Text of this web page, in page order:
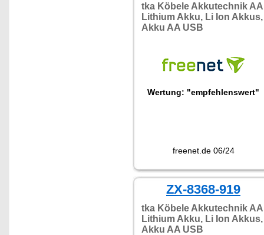
tka Köbele Akkutechnik AA
Lithium Akku, Li Ion Akkus,
Akku AA USB
Wertung: "empfehlenswert"
freenet.de 06/24
ZX-8368-919
tka Köbele Akkutechnik AA
Lithium Akku, Li Ion Akkus,
Akku AA USB